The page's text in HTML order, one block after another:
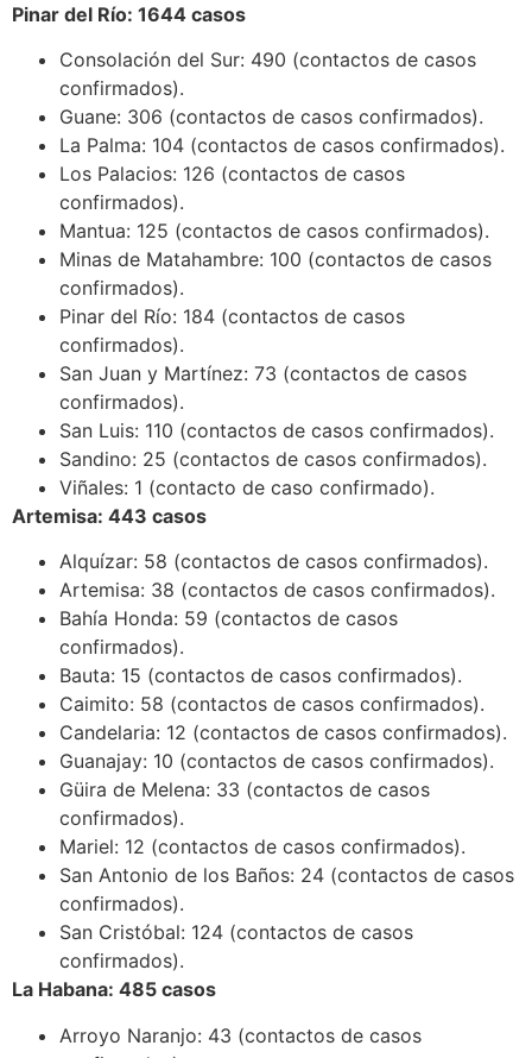
Pinar del Río: 1644 casos
Consolación del Sur: 490 (contactos de casos
confirmados).
Guane: 306 (contactos de casos confirmados).
La Palma: 104 (contactos de casos confirmados).
Los Palacios: 126 (contactos de casos
confirmados).
Mantua: 125 (contactos de casos confirmados).
Minas de Matahambre: 100 (contactos de casos
confirmados).
Pinar del Río: 184 (contactos de casos
confirmados).
San Juan y Martínez: 73 (contactos de casos
confirmados).
San Luis: 110 (contactos de casos confirmados).
Sandino: 25 (contactos de casos confirmados).
Viñales: 1 (contacto de caso confirmado).
Artemisa: 443 casos
Alquízar: 58 (contactos de casos confirmados).
Artemisa: 38 (contactos de casos confirmados).
Bahía Honda: 59 (contactos de casos
confirmados).
Bauta: 15 (contactos de casos confirmados).
Caimito: 58 (contactos de casos confirmados).
Candelaria: 12 (contactos de casos confirmados).
Guanajay: 10 (contactos de casos confirmados).
Güira de Melena: 33 (contactos de casos
confirmados).
Mariel: 12 (contactos de casos confirmados).
San Antonio de los Baños: 24 (contactos de casos
confirmados).
San Cristóbal: 124 (contactos de casos
confirmados).
La Habana: 485 casos
Arroyo Naranjo: 43 (contactos de casos